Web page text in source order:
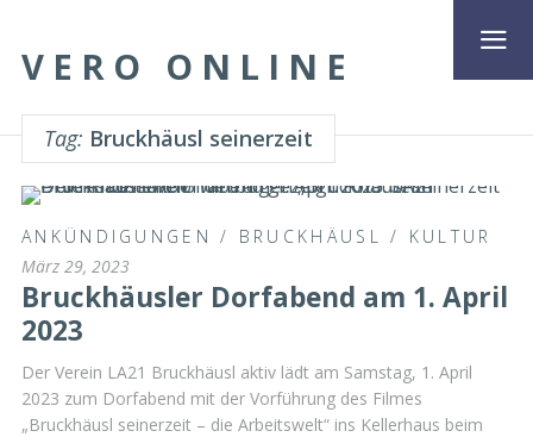
VERO ONLINE
Tag: Bruckhäusl seinerzeit
ANKÜNDIGUNGEN / BRUCKHÄUSL / KULTUR
März 29, 2023
Bruckhäusler Dorfabend am 1. April
2023
Der Verein LA21 Bruckhäusl aktiv lädt am Samstag, 1. April
2023 zum Dorfabend mit der Vorführung des Filmes
„Bruckhäusl seinerzeit – die Arbeitswelt“ ins Kellerhaus beim